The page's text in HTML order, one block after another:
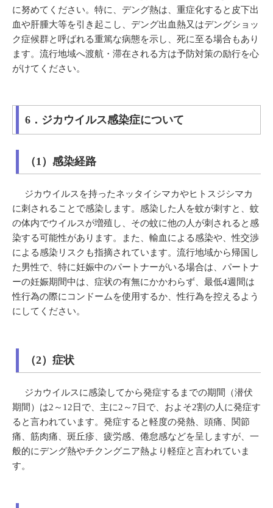
に努めてください。特に、デング熱は、重症化すると皮下出
血や肝腫大等を引き起こし、デング出血熱又はデングショッ
ク症候群と呼ばれる重篤な病態を示し、死に至る場合もあり
ます。流行地域へ渡航・滞在される方は予防対策の励行を心
がけてください。
6．ジカウイルス感染症について
（1）感染経路
ジカウイルスを持ったネッタイシマカやヒトスジシマカ
に刺されることで感染します。感染した人を蚊が刺すと、蚊
の体内でウイルスが増殖し、その蚊に他の人が刺されると感
染する可能性があります。また、輸血による感染や、性交渉
による感染リスクも指摘されています。流行地域から帰国し
た男性で、特に妊娠中のパートナーがいる場合は、パートナ
ーの妊娠期間中は、症状の有無にかかわらず、最低4週間は
性行為の際にコンドームを使用するか、性行為を控えるよう
にしてください。
（2）症状
ジカウイルスに感染してから発症するまでの期間（潜伏
期間）は2～12日で、主に2～7日で、およそ2割の人に発症す
ると言われています。発症すると軽度の発熱、頭痛、関節
痛、筋肉痛、斑丘疹、疲労感、倦怠感などを呈しますが、一
般的にデング熱やチクングニア熱より軽症と言われていま
す。